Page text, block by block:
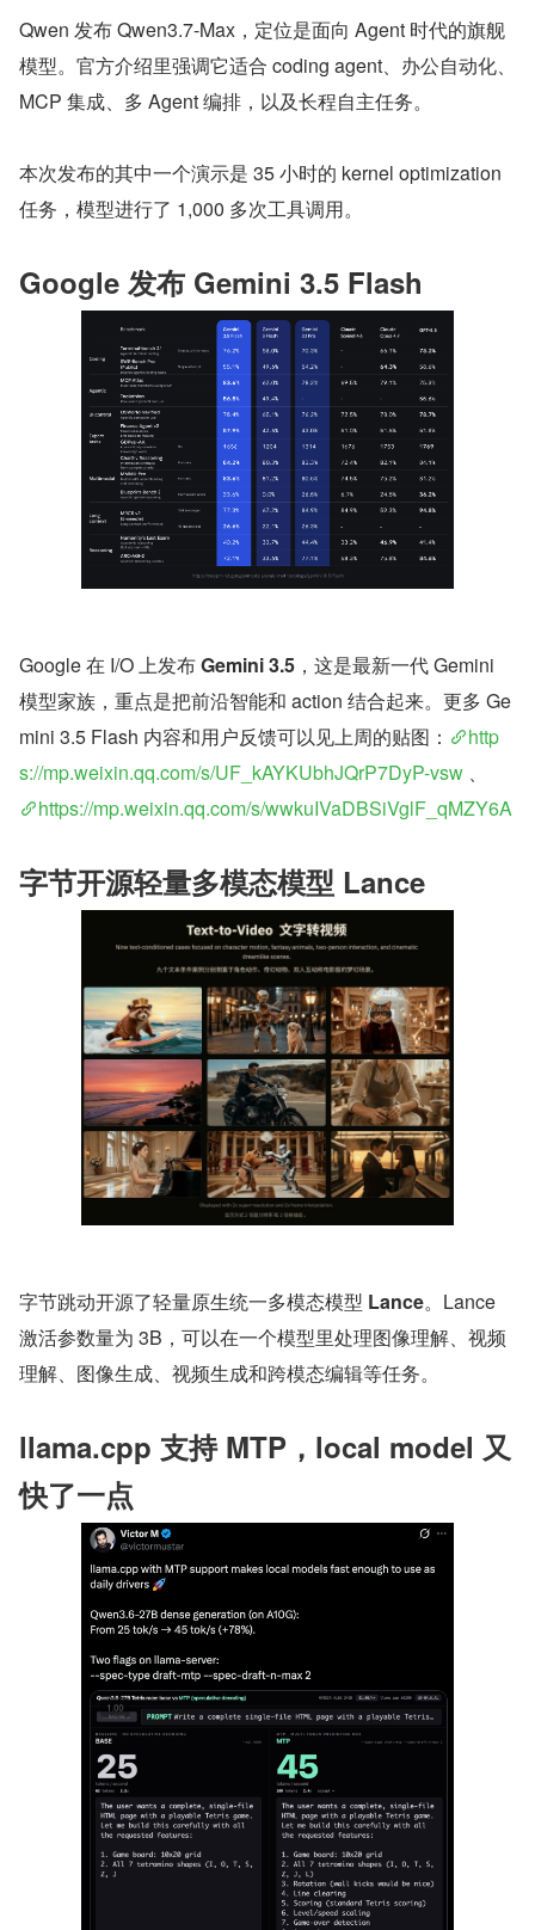
Qwen 发布 Qwen3.7-Max，定位是面向 Agent 时代的旗舰
模型。官方介绍里强调它适合 coding agent、办公自动化、
MCP 集成、多 Agent 编排，以及长程自主任务。
本次发布的其中一个演示是 35 小时的 kernel optimization
任务，模型进行了 1,000 多次工具调用。
Google 发布 Gemini 3.5 Flash
Google 在 I/O 上发布 Gemini 3.5 ，这是最新一代 Gemini
模型家族，重点是把前沿智能和 action 结合起来。更多 Ge
mini 3.5 Flash 内容和用户反馈可以见上周的贴图：
http
s://mp.weixin.qq.com/s/UF_kAYKUbhJQrP7DyP-vsw 、
https://mp.weixin.qq.com/s/wwkuIVaDBSiVglF_qMZY6A
字节开源轻量多模态模型 Lance
字节跳动开源了轻量原生统一多模态模型 Lance。Lance
激活参数量为 3B，可以在一个模型里处理图像理解、视频
理解、图像生成、视频生成和跨模态编辑等任务。
llama.cpp 支持 MTP，local model 又
快了一点